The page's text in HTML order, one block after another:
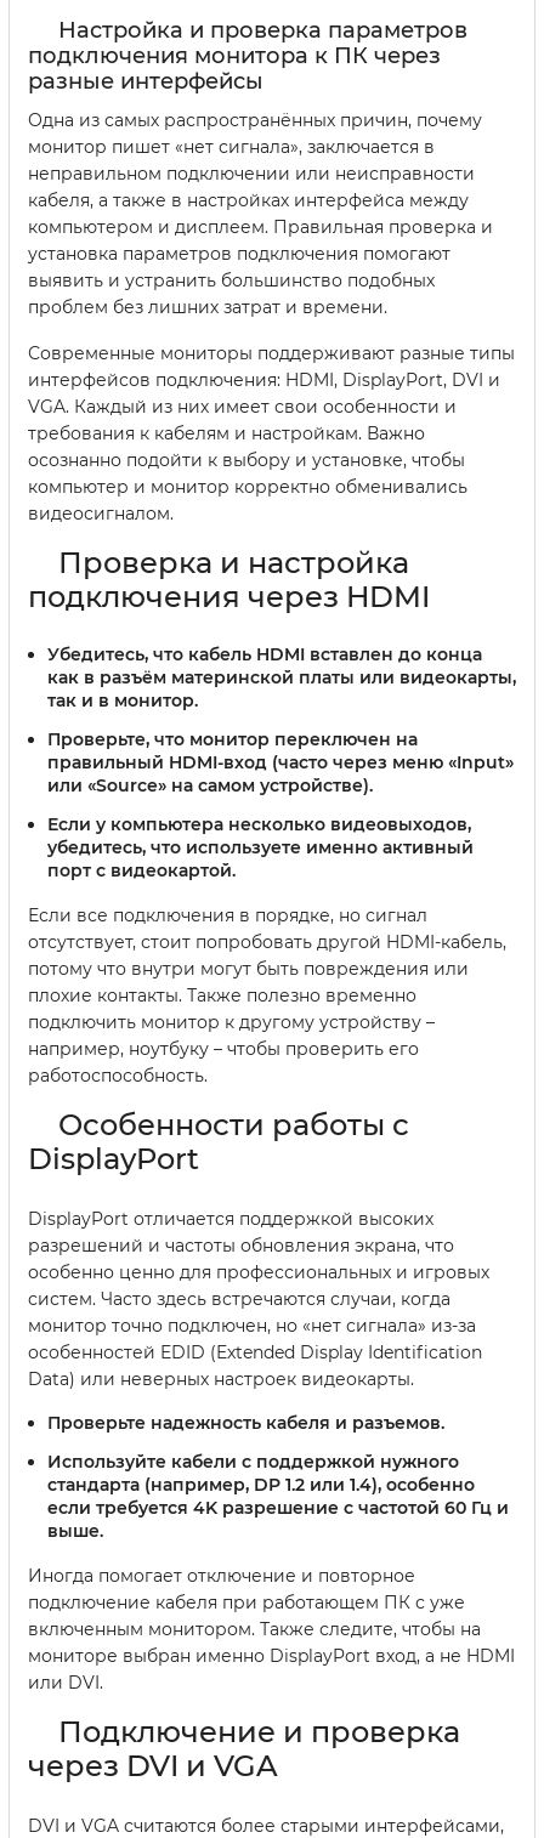
Настройка и проверка параметров
подключения монитора к ПК через
разные интерфейсы
Одна из самых распространённых причин, почему
монитор пишет «нет сигнала», заключается в
неправильном подключении или неисправности
кабеля, а также в настройках интерфейса между
компьютером и дисплеем. Правильная проверка и
установка параметров подключения помогают
выявить и устранить большинство подобных
проблем без лишних затрат и времени.
Современные мониторы поддерживают разные типы
интерфейсов подключения: HDMI, DisplayPort, DVI и
VGA. Каждый из них имеет свои особенности и
требования к кабелям и настройкам. Важно
осознанно подойти к выбору и установке, чтобы
компьютер и монитор корректно обменивались
видеосигналом.
Проверка и настройка
подключения через HDMI
Убедитесь, что кабель HDMI вставлен до конца
как в разъём материнской платы или видеокарты,
так и в монитор.
Проверьте, что монитор переключен на
правильный HDMI-вход (часто через меню «Input»
или «Source» на самом устройстве).
Если у компьютера несколько видеовыходов,
убедитесь, что используете именно активный
порт с видеокартой.
Если все подключения в порядке, но сигнал
отсутствует, стоит попробовать другой HDMI-кабель,
потому что внутри могут быть повреждения или
плохие контакты. Также полезно временно
подключить монитор к другому устройству –
например, ноутбуку – чтобы проверить его
работоспособность.
Особенности работы с
DisplayPort
DisplayPort отличается поддержкой высоких
разрешений и частоты обновления экрана, что
особенно ценно для профессиональных и игровых
систем. Часто здесь встречаются случаи, когда
монитор точно подключен, но «нет сигнала» из-за
особенностей EDID (Extended Display Identification
Data) или неверных настроек видеокарты.
Проверьте надежность кабеля и разъемов.
Используйте кабели с поддержкой нужного
стандарта (например, DP 1.2 или 1.4), особенно
если требуется 4K разрешение с частотой 60 Гц и
выше.
Иногда помогает отключение и повторное
подключение кабеля при работающем ПК с уже
включенным монитором. Также следите, чтобы на
мониторе выбран именно DisplayPort вход, а не HDMI
или DVI.
Подключение и проверка
через DVI и VGA
DVI и VGA считаются более старыми интерфейсами,